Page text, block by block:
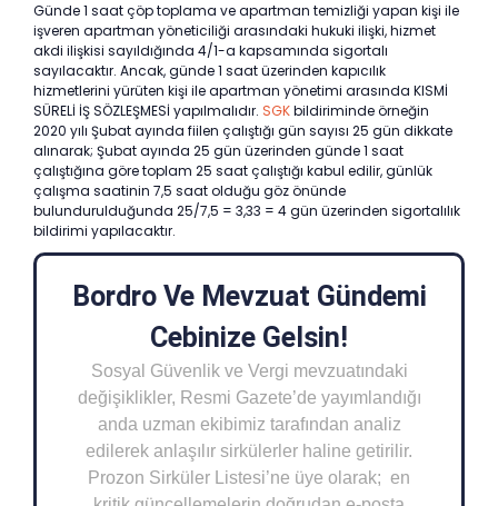
Günde 1 saat çöp toplama ve apartman temizliği yapan kişi ile
işveren apartman yöneticiliği arasındaki hukuki ilişki, hizmet
akdi ilişkisi sayıldığında 4/1-a kapsamında sigortalı
sayılacaktır. Ancak, günde 1 saat üzerinden kapıcılık
hizmetlerini yürüten kişi ile apartman yönetimi arasında KISMİ
SÜRELİ İŞ SÖZLEŞMESİ yapılmalıdır. SGKbildiriminde örneğin
2020 yılı Şubat ayında fiilen çalıştığı gün sayısı 25 gün dikkate
alınarak; Şubat ayında 25 gün üzerinden günde 1 saat
çalıştığına göre toplam 25 saat çalıştığı kabul edilir, günlük
çalışma saatinin 7,5 saat olduğu göz önünde
bulundurulduğunda 25/7,5 = 3,33 = 4 gün üzerinden sigortalılık
bildirimi yapılacaktır.
Bordro Ve Mevzuat Gündemi
Cebinize Gelsin!
Sosyal Güvenlik ve Vergi mevzuatındaki
değişiklikler, Resmi Gazete’de yayımlandığı
anda uzman ekibimiz tarafından analiz
edilerek anlaşılır sirkülerler haline getirilir.
Prozon Sirküler Listesi’ne üye olarak; en